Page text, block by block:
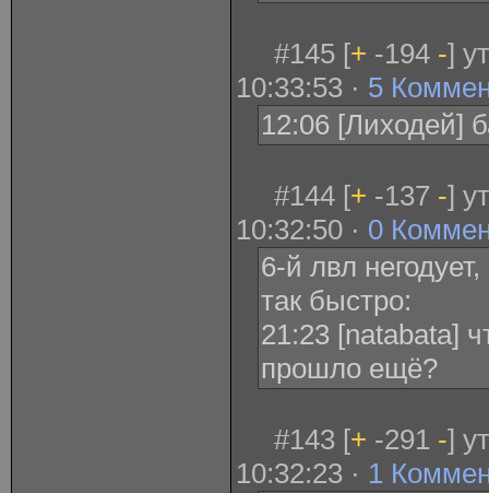
#145 [+ -194 -]
10:33:53 · 5
12:06 [Лиходей]
#144 [+ -137 -]
10:32:50 · 0
6-й лвл
так быстро:
21:23 [natabata]
прошло ещё?
#143 [+ -291 -]
10:32:23 · 1